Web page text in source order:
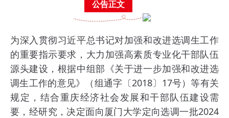
公告正文
为深入贯彻习近平总书记对加强和改进选调生工作
的重要指示要求，大力加强高素质专业化干部队伍
源头建设，根据中组部《关于进一步加强和改进选
调生工作的意见》（组通字〔2018〕17号）等有关
规定，结合重庆经济社会发展和干部队伍建设需
要，经研究，决定面向厦门大学定向选调一批2024